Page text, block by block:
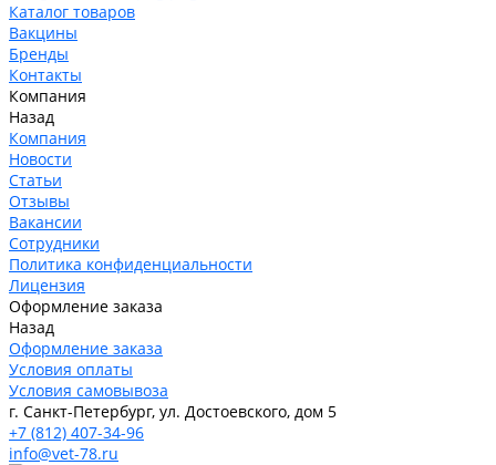
Каталог товаров
Вакцины
Бренды
Контакты
Компания
Назад
Компания
Новости
Статьи
Отзывы
Вакансии
Сотрудники
Политика конфиденциальности
Лицензия
Оформление заказа
Назад
Оформление заказа
Условия оплаты
Условия самовывоза
г. Санкт-Петербург, ул. Достоевского, дом 5
+7 (812) 407-34-96
info@vet-78.ru